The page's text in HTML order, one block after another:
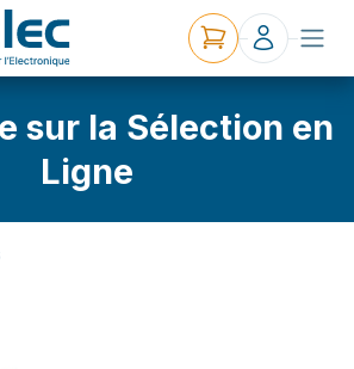
sur la Sélection en
Ligne